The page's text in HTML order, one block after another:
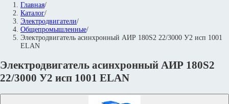
Главная/
Каталог/
Электродвигатели/
Общепромышленные/
Электродвигатель асинхронный АИР 180S2 22/3000 У2 исп 1001
ELAN
Электродвигатель асинхронный АИР 180S2
22/3000 У2 исп 1001 ELAN